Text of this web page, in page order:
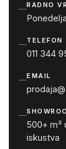
—RADNO
—TELEFON
011 344
—EMAIL
—
500+ m²
iskustva